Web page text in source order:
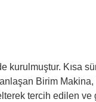
kurulmuştur. Kısa
Birim Makina,
tercih edilen